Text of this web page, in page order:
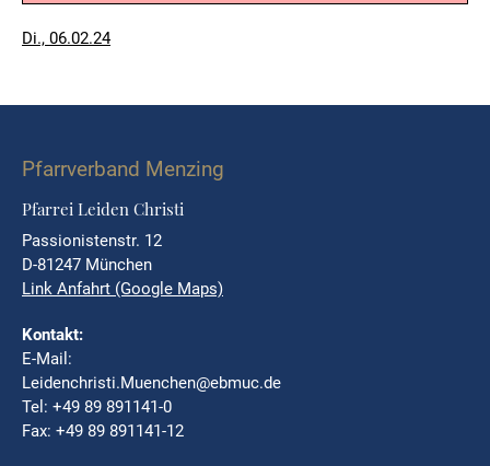
Veröffentlicht
Di., 06.02.24
Pfarrverband Menzing
Pfarrei Leiden Christi
Passionistenstr. 12
D-81247 München
Link Anfahrt (Google Maps)
Kontakt:
E-Mail:
Leidenchristi.Muenchen@ebmuc.de
Tel: +49 89 891141-0
Fax: +49 89 891141-12